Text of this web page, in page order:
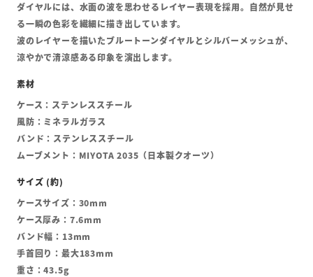
ダイヤルには、水面の波を思わせるレイヤー表現を採用。自然が見せ
る一瞬の色彩を繊細に描き出しています。
波のレイヤーを描いたブルートーンダイヤルとシルバーメッシュが、
涼やかで清涼感ある印象を演出します。
ケース：ステンレススチール
風防：ミネラルガラス
バンド：ステンレススチール
ムーブメント：MIYOTA 2035（日本製クオーツ）
ケースサイズ：30mm
ケース厚み：7.6mm
バンド幅：13mm
手首回り：最大183mm
重さ：43.5g